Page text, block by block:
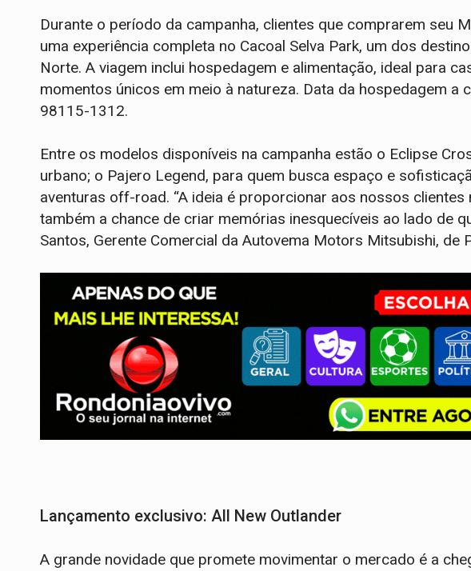
Durante o período da campanha, clientes que comprarem seu
uma experiência completa no Cacoal Selva Park, um dos
Norte. A viagem inclui hospedagem e alimentação, ideal para
momentos únicos em meio à natureza. Data da hospedagem a
98115-1312.
Entre os modelos disponíveis na campanha estão o Eclipse
urbano; o Pajero Legend, para quem busca espaço e
aventuras off-road. “A ideia é proporcionar aos nossos
também a chance de criar memórias inesquecíveis ao lado de
Santos, Gerente Comercial da Autovema Motors Mitsubishi, de
Lançamento exclusivo: All New Outlander
A grande novidade que promete movimentar o mercado é a